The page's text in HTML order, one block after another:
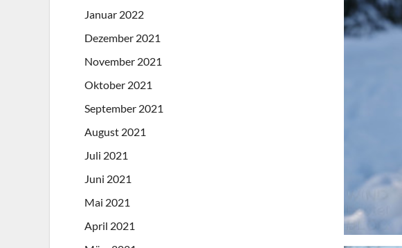
Januar 2022
Dezember 2021
November 2021
Oktober 2021
September 2021
August 2021
Juli 2021
Juni 2021
Mai 2021
April 2021